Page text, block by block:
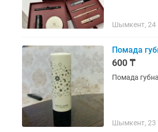
Шымкент, 24
Помада
600 ₸
Помада
Шымкент, 23